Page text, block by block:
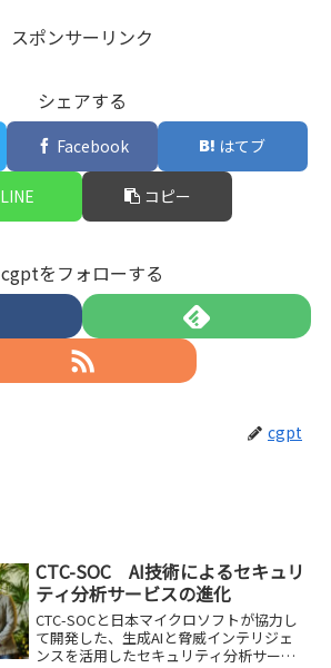
スポンサーリンク
シェアする
Facebook はてブ
LINE コピー
cgptをフォローする
cgpt
CTC-SOC AI技術によるセキュリ
ティ分析サービスの進化
CTC-SOCと日本マイクロソフトが協力し
て開発した、生成AIと脅威インテリジェ
ンスを活用したセキュリティ分析サービ